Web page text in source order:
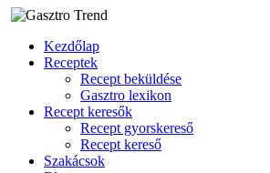
Kezdőlap
Receptek
Recept beküldése
Gasztro lexikon
Recept keresők
Recept gyorskereső
Recept kereső
Szakácsok